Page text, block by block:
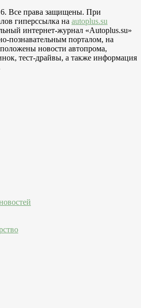
Все права защищены. При
гиперссылка на autoplus.su
интернет-журнал «Autoplus.su»
познавательным порталом, на
новости автопрома,
тест-драйвы, а также информация